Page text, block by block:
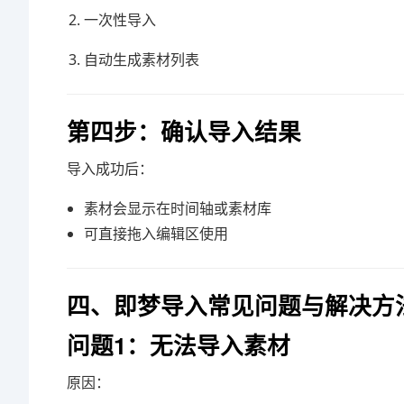
一次性导入
自动生成素材列表
第四步：确认导入结果
导入成功后：
素材会显示在时间轴或素材库
可直接拖入编辑区使用
四、即梦导入常见问题与解决方
问题1：无法导入素材
原因：